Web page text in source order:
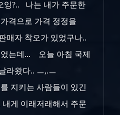
잉?.. 나는 내가 주문한
격으로 가격 정정을
매자 착오가 있었구나..
는데... 오늘 아침 국제
라왔다.. ㅡ,.ㅡ
지키는 사람들이 있긴
게 이래저래해서 주문